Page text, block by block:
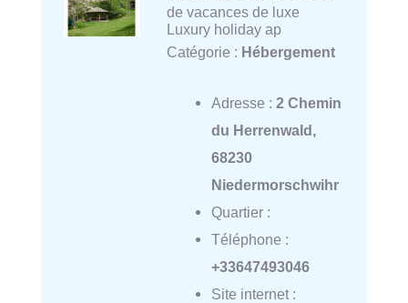
de vacances de luxe
Luxury holiday ap
Catégorie : Hébergement
Adresse : 2 Chemin
du Herrenwald,
68230
Niedermorschwihr
Quartier :
Téléphone :
+33647493046
Site internet :